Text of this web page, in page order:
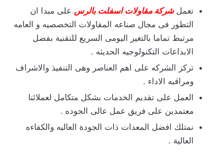
تعملشركة مقاولات اسفلت بالرس على مبدا ان
التطور فى مجال صناعه المقاولات التخصصيه و العامه
مرتبط تماما بالتغير اليومى السريع للتقنية بفضل
الابداعات التكنولوجيه الحديثه .
تركز الشركه على اهم العناصر وهى التنفيذ والاشراف
ومراقبه الاداء .
العمل على تقديم الخدمات بشكل متكامل لعملائنا
معتمدين على فريق عمل عالى الجوده .
نمتلك افضل المعدات ذات الجودة العاليه والكفاءه
العالية .